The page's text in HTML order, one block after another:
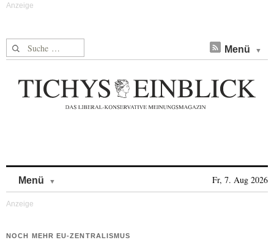
Suche nach: Menü
Menü Fr, 7. Aug 2026
NOCH MEHR EU-ZENTRALISMUS